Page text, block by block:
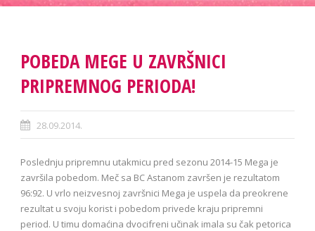
POBEDA MEGE U ZAVRŠNICI
PRIPREMNOG PERIODA!
28.09.2014.
Poslednju pripremnu utakmicu pred sezonu 2014-15 Mega je
završila pobedom. Meč sa BC Astanom završen je rezultatom
96:92. U vrlo neizvesnoj završnici Mega je uspela da preokrene
rezultat u svoju korist i pobedom privede kraju pripremni
period. U timu domaćina dvocifreni učinak imala su čak petorica